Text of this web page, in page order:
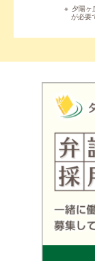
※ 夕陽ヶ
が必要